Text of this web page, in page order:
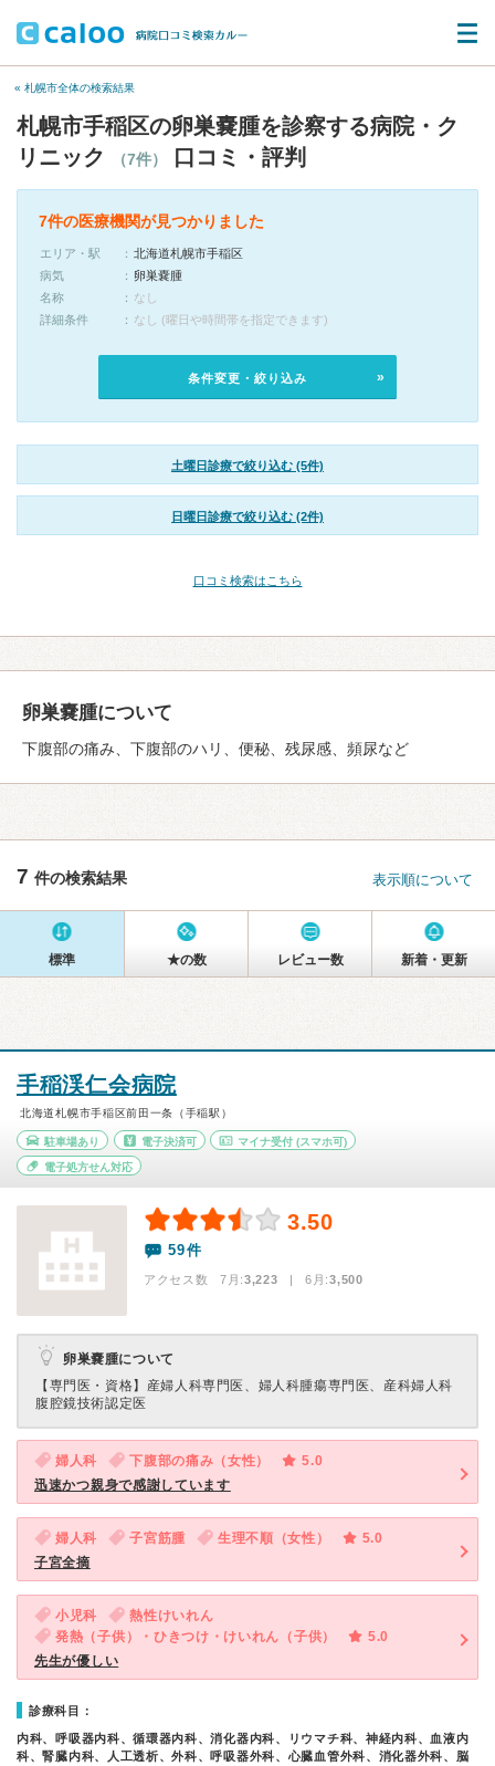
« 札幌市全体の検索結果
札幌市手稲区の卵巣嚢腫を診察する病院・ク
リニック
（7件） 口コミ・評判
7件の医療機関が見つかりました
エリア・駅
北海道札幌市手稲区
病気
卵巣嚢腫
名称
なし
詳細条件
なし (曜日や時間帯を指定できます)
条件変更・絞り込み
土曜日診療で絞り込む (5件)
日曜日診療で絞り込む (2件)
口コミ検索はこちら
卵巣嚢腫について
下腹部の痛み、下腹部のハリ、便秘、残尿感、頻尿など
7 件の検索結果 表示順について
標準 ★の数 レビュー数 新着・更新
手稲渓仁会病院
北海道札幌市手稲区前田一条（手稲駅）
駐車場あり 電子決済可 マイナ受付 (スマホ可)
電子処方せん対応
3.50
59件
アクセス数 7月:3,223 | 6月:3,500
卵巣嚢腫について
【専門医・資格】 産婦人科専門医、婦人科腫瘍専門医、産科婦人科
腹腔鏡技術認定医
婦人科 下腹部の痛み（女性）
5.0
迅速かつ親身で感謝しています
婦人科 子宮筋腫 生理不順（女性）
5.0
子宮全摘
小児科
熱性けいれん
発熱（子供）・ひきつけ・けいれん（子供）
5.0
先生が優しい
診療科目：
内科、呼吸器内科、循環器内科、消化器内科、リウマチ科、神経内科、血液内
科、腎臓内科、人工透析、外科、呼吸器外科、心臓血管外科、消化器外科、脳